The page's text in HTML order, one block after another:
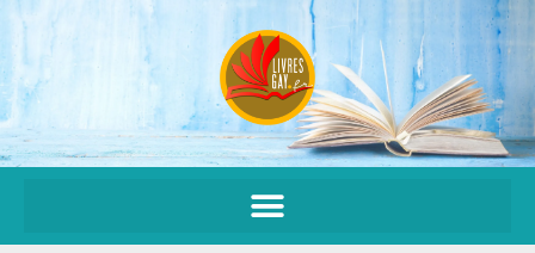
Aller
au
contenu